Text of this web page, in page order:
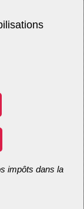
impôts dans la